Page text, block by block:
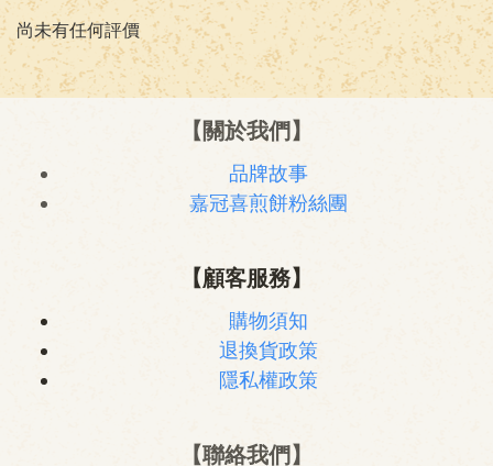
尚未有任何評價
【關於我們】
品牌故事
嘉冠喜煎餅粉絲團
【顧客服務】
購物須知
退換貨政策
隱私權政策
【聯絡我們】